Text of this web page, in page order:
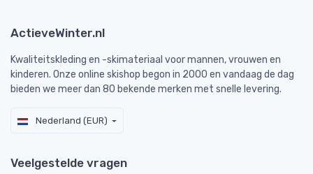
ActieveWinter.nl
Kwaliteitskleding en -skimateriaal voor mannen, vrouwen en
kinderen. Onze online skishop begon in 2000 en vandaag de dag
bieden we meer dan 80 bekende merken met snelle levering.
Nederland (EUR)
Veelgestelde vragen